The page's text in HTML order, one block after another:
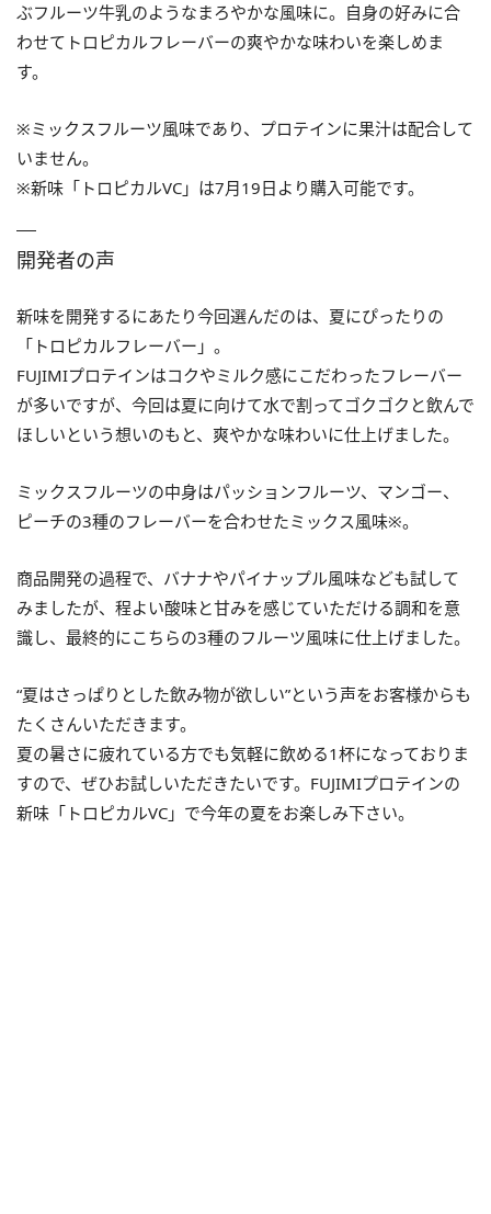
ぶフルーツ牛乳のようなまろやかな風味に。自身の好みに合
わせてトロピカルフレーバーの爽やかな味わいを楽しめま
す。
※ミックスフルーツ風味であり、プロテインに果汁は配合して
いません。
※新味「トロピカルVC」は7月19日より購入可能です。
開発者の声
新味を開発するにあたり今回選んだのは、夏にぴったりの
「トロピカルフレーバー」。
FUJIMIプロテインはコクやミルク感にこだわったフレーバー
が多いですが、今回は夏に向けて水で割ってゴクゴクと飲んで
ほしいという想いのもと、爽やかな味わいに仕上げました。
ミックスフルーツの中身はパッションフルーツ、マンゴー、
ピーチの3種のフレーバーを合わせたミックス風味※。
商品開発の過程で、バナナやパイナップル風味なども試して
みましたが、程よい酸味と甘みを感じていただける調和を意
識し、最終的にこちらの3種のフルーツ風味に仕上げました。
“夏はさっぱりとした飲み物が欲しい”という声をお客様からも
たくさんいただきます。
夏の暑さに疲れている方でも気軽に飲める1杯になっておりま
すので、ぜひお試しいただきたいです。FUJIMIプロテインの
新味「トロピカルVC」で今年の夏をお楽しみ下さい。